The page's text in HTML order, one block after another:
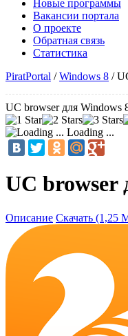
Новые программы
Вакансии портала
О проекте
Обратная связь
Статистика
PiratPortal /Windows 8 /
UC browser для Windows
Loading ...
UC browser
Описание Скачать (1,25